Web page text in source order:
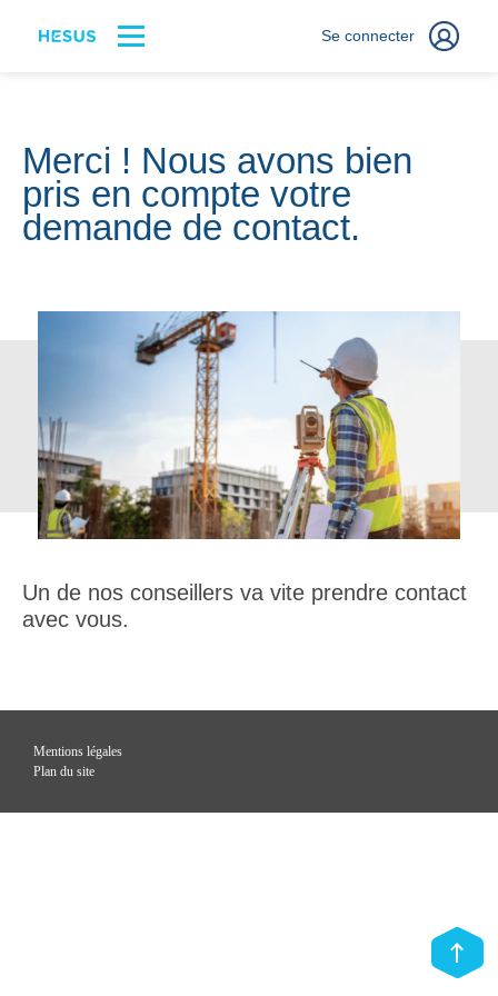
Se connecter
Merci ! Nous avons bien
pris en compte votre
demande de contact.
Un de nos conseillers va vite prendre contact
avec vous.
Mentions légales
Plan du site